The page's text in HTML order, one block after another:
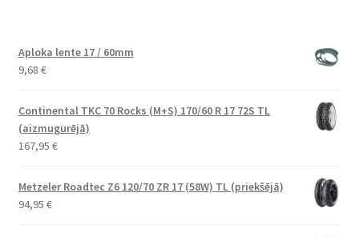
Aploka lente 17 / 60mm
9,68 €
Continental TKC 70 Rocks (M+S) 170/60 R 17 72S TL
(aizmugurējā)
167,95 €
Metzeler Roadtec Z6 120/70 ZR 17 (58W) TL (priekšējā)
94,95 €